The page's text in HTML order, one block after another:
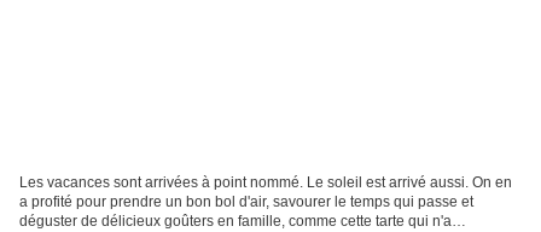
Les vacances sont arrivées à point nommé. Le soleil est arrivé aussi. On en
a profité pour prendre un bon bol d'air, savourer le temps qui passe et
déguster de délicieux goûters en famille, comme cette tarte qui n'a